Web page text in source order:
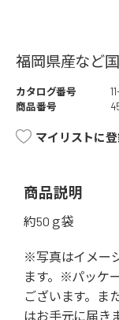
福岡県産など
カタログ番号
商品番号
マイリストに
商品説明
約50ｇ袋
※写真はイメー
ます。※パッケ
ございます。ま
はお手元に届き